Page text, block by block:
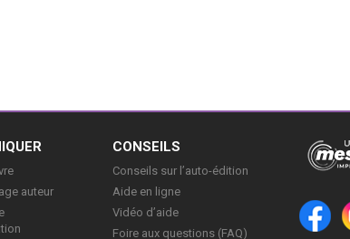
auteur
CONSEILS
Conseils sur l’auto-édition
Aide en ligne
Vidéo d’aide
Foire aux questions (FAQ)